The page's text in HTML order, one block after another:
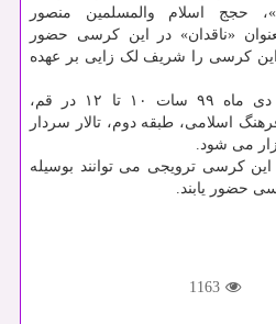
حجج اسلام والمسلمین منصور
«ناقدان» در این کرسی حضور
کرسی را شریف لک زایی بر عهده
کرسی مذکور پنجشنبه، ۱۸ دی ماه ۹۹ سات ۱۰ تا ۱۲ در قم،
اسلامی، طبقه دوم، تالار سردار
می شود.
کرسی ترویجی می توانند بوسیله
1163